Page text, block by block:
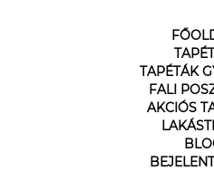
TAPÉTÁK
FALI
AKCIÓS